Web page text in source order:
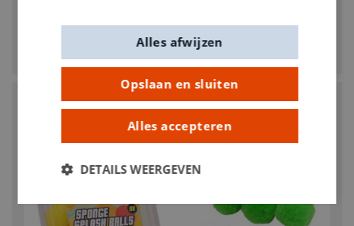
Opslaan en sluiten
Alles accepteren
Alles afwijzen
DETAILS WEERGEVEN